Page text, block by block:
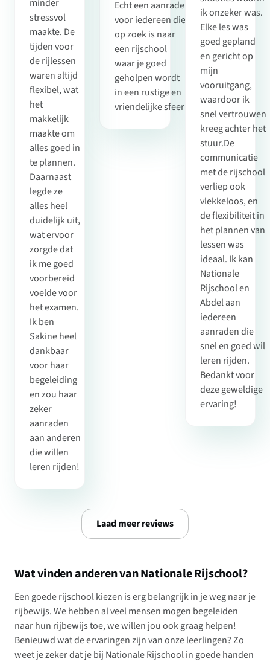
Echt een aanrader
voor iedereen die
op zoek is naar
een rijschool
waar je goed
geholpen wordt
in een rustige en
vriendelijke sfeer!
minder
stressvol
maakte. De
tijden voor
de rijlessen
waren altijd
flexibel, wat
het
makkelijk
maakte om
alles goed in
te plannen.
Daarnaast
legde ze
alles heel
duidelijk uit,
wat ervoor
zorgde dat
ik me goed
voorbereid
voelde voor
het examen.
Ik ben
Sakine heel
dankbaar
voor haar
begeleiding
en zou haar
zeker
aanraden
aan anderen
die willen
leren rijden!
ik onzeker was.
Elke les was
goed gepland
en gericht op
mijn
vooruitgang,
waardoor ik
snel vertrouwen
kreeg achter het
stuur.De
communicatie
met de rijschool
verliep ook
vlekkeloos, en
de flexibiliteit in
het plannen van
lessen was
ideaal. Ik kan
Nationale
Rijschool en
Abdel aan
iedereen
aanraden die
snel en goed wil
leren rijden.
Bedankt voor
deze geweldige
ervaring!
Laad meer reviews
Wat vinden anderen van Nationale Rijschool?
Een goede rijschool kiezen is erg belangrijk in je weg naar je
rijbewijs. We hebben al veel mensen mogen begeleiden
naar hun rijbewijs toe, we willen jou ook graag helpen!
Benieuwd wat de ervaringen zijn van onze leerlingen? Zo
weet je zeker dat je bij Nationale Rijschool in goede handen